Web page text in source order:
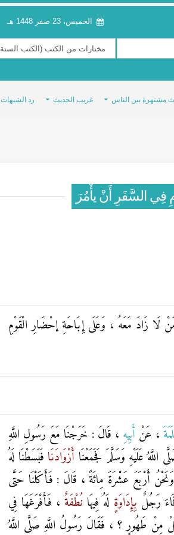
الخميس، 23 صفر 1448 هـ
مشتهرة بين الناس غريب الحديث رد الشبهات
فِي السَّفَرِ أَنْ يأْمُرَ
لَا زَادَ مَعَهُ ، وَعَلَى إِبَاحَةِ إحْضَارِ الْقَوْمِ
، عَنْ أَبِيهِ ، قَالَ : خَرَجْنَا مَعَ رَسُولِ اللَّهِ
اللَّهُ عَلَيْهِ وَسَلَّمَ فَجَمَعْنَا أَزْوَادَنَا فَبَسَطْنَا لَهُ
أَرْبَعَ عَشْرَةَ مِائَةً ، قَالَ : فَأَكَلْنَا حَتَّى
رَجُلٌ بِإِدَاوَةٍ لَهُ فِيهَا نُطْفَةٌ ، فَأَفْرَغَهَا فِي
مِنْ طَهُورٍ ؟ ، فَقَالَ رَسُولُ اللَّهِ صَلَّى اللَّهُ